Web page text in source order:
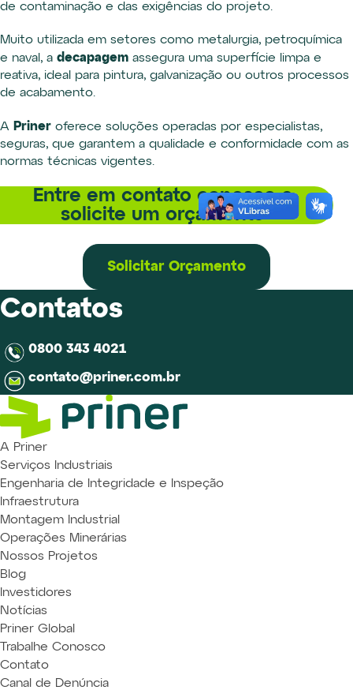
de contaminação e das exigências do projeto.
Muito utilizada em setores como metalurgia, petroquímica
e naval, a decapagem assegura uma superfície limpa e
reativa, ideal para pintura, galvanização ou outros processos
de acabamento.
A Priner oferece soluções operadas por especialistas,
seguras, que garantem a qualidade e conformidade com as
normas técnicas vigentes.
Entre em contato conosco e
solicite um orçamento
Solicitar Orçamento
Contatos
0800 343 4021
contato@priner.com.br
A Priner
Serviços Industriais
Engenharia de Integridade e Inspeção
Infraestrutura
Montagem Industrial
Operações Minerárias
Nossos Projetos
Blog
Investidores
Notícias
Priner Global
Trabalhe Conosco
Contato
Canal de Denúncia